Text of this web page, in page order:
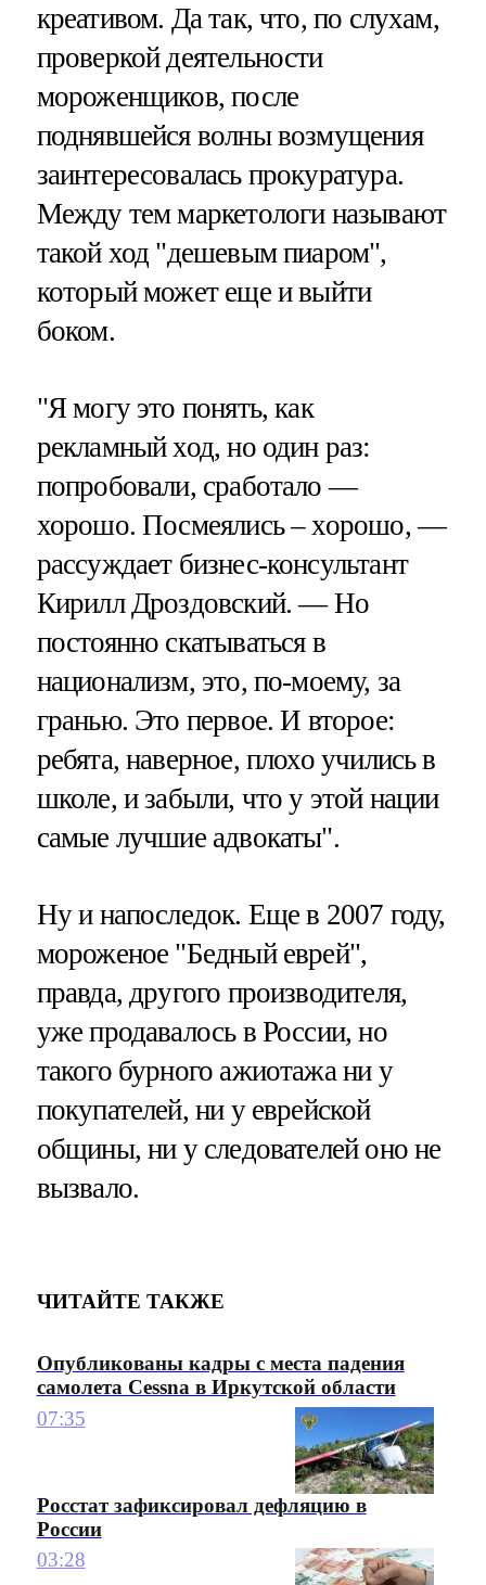
креативом. Да так, что, по слухам,
проверкой деятельности
мороженщиков, после
поднявшейся волны возмущения
заинтересовалась прокуратура.
Между тем маркетологи называют
такой ход "дешевым пиаром",
который может еще и выйти
боком.
"Я могу это понять, как
рекламный ход, но один раз:
попробовали, сработало —
хорошо. Посмеялись – хорошо, —
рассуждает бизнес-консультант
Кирилл Дроздовский. — Но
постоянно скатываться в
национализм, это, по-моему, за
гранью. Это первое. И второе:
ребята, наверное, плохо учились в
школе, и забыли, что у этой нации
самые лучшие адвокаты".
Ну и напоследок. Еще в 2007 году,
мороженое "Бедный еврей",
правда, другого производителя,
уже продавалось в России, но
такого бурного ажиотажа ни у
покупателей, ни у еврейской
общины, ни у следователей оно не
вызвало.
ЧИТАЙТЕ ТАКЖЕ
Опубликованы кадры с места падения
самолета Cessna в Иркутской области
07:35
Росстат зафиксировал дефляцию в
России
03:28